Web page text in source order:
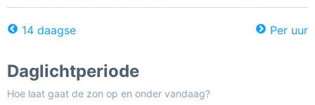
14 daagse Per uur
Daglichtperiode
Hoe laat gaat de zon op en onder vandaag?